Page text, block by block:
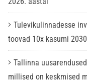
Tulevikulinnadesse
toovad 10x kasumi
Tallinna
millised on keskmised